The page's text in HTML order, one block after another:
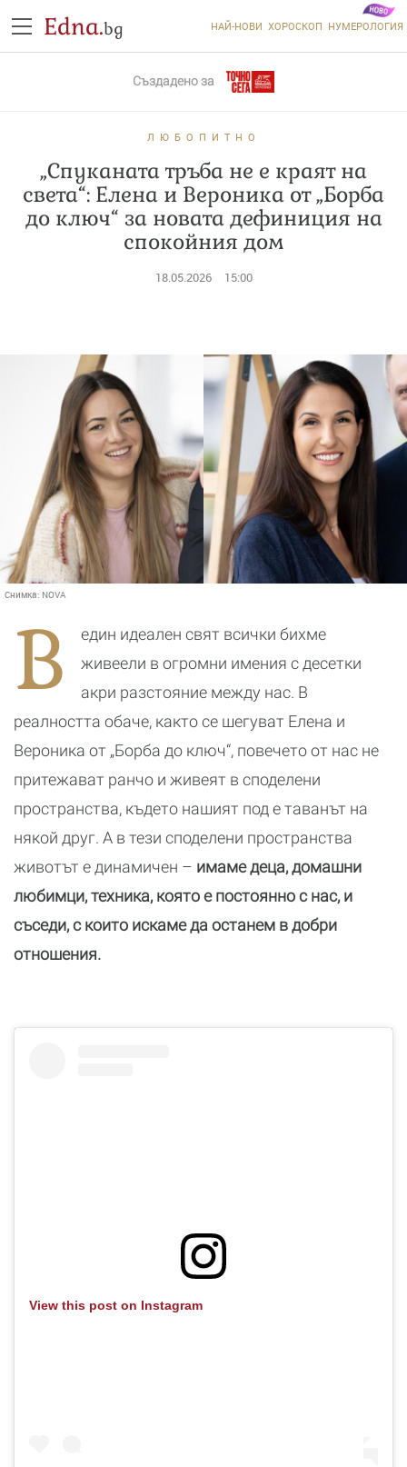
Edna.bg НАЙ-НОВИ ХОРОСКОП НУМЕРОЛОГИЯ
Създадено за
ЛЮБОПИТНО
„Спуканата тръба не е краят на
света“: Елена и Вероника от „Борба
до ключ“ за новата дефиниция на
спокойния дом
18.05.2026 15:00
Снимка: NOVA
В
един идеален свят всички бихме
живеели в огромни имения с десетки
акри разстояние между нас. В
реалността обаче, както се шегуват Елена и
Вероника от „Борба до ключ“, повечето от нас не
притежават ранчо и живеят в споделени
пространства, където нашият под е таванът на
някой друг. А в тези споделени пространства
животът е динамичен – имаме деца, домашни
любимци, техника, която е постоянно с нас, и
съседи, с които искаме да останем в добри
отношения.
View this post on Instagram